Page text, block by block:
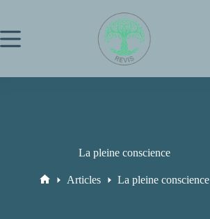
contenu
La pleine conscience
Articles La pleine conscience